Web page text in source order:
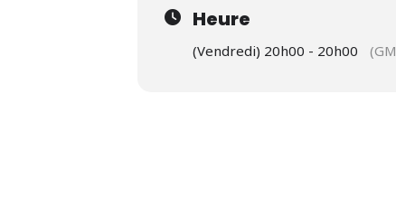
Heure
(Vendredi) 20h00 - 20h00